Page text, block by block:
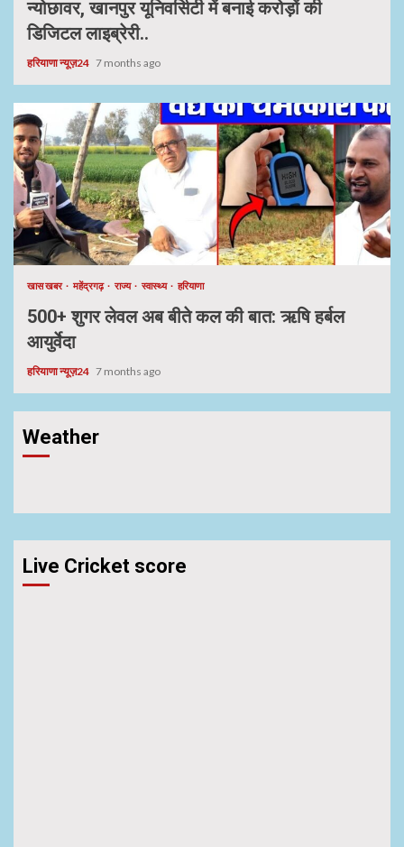
न्योछावर, खानपुर यूनिवर्सिटी में बनाई करोड़ों की
डिजिटल लाइब्रेरी..
हरियाणा न्यूज़24 7 months ago
खास खबर महेंद्रगढ़ राज्य स्वास्थ्य हरियाणा
500+ शुगर लेवल अब बीते कल की बात: ऋषि हर्बल
आयुर्वेदा
हरियाणा न्यूज़24 7 months ago
Weather
Live Cricket score